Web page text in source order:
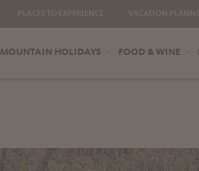
MOUNTAIN HOLIDAYS FOOD & WINE